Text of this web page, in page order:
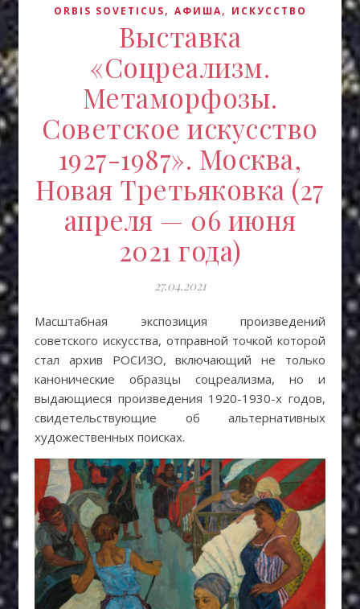
ORBIS SOVETICUS, АФИША, ИСКУCСТВО
Выставка
«Соцреализм.
Метаморфозы.
Советское искусство
1927-1987». Москва,
Новая Третьяковка (27
апреля — 06 июня
2021 года)
27.04.2021
Масштабная экспозиция произведений
советского искусства, отправной точкой которой
стал архив РОСИЗО, включающий не только
канонические образцы соцреализма, но и
выдающиеся произведения 1920-1930-х годов,
свидетельствующие об альтернативных
художественных поисках.